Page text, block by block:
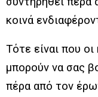
κοινά
Τότε είναι που
μπορούν να σας
πέρα ​​από τον